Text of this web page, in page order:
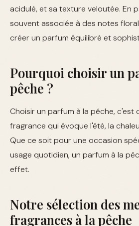
acidulé, et sa texture veloutée. En
souvent associée à des notes
créer un parfum équilibré et
Pourquoi choisir un
pêche ?
Choisir un parfum à la pêche, c'est
fragrance qui évoque l'été, la
Que ce soit pour une occasion
usage quotidien, un parfum à la
effet.
Notre sélection des
fragrances à la pêche